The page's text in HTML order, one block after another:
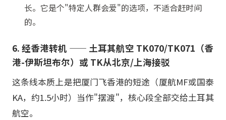
长。它是个"特定人群会爱"的选项，不适合赶时间
的。
6. 经香港转机 —— 土耳其航空 TK070/TK071（香
港-伊斯坦布尔）或 TK从北京/上海接驳
这条线本质上是把厦门飞香港的短途（厦航MF或国泰
KA，约1.5小时）当作"摆渡"，核心段全部交给土耳其
航空。